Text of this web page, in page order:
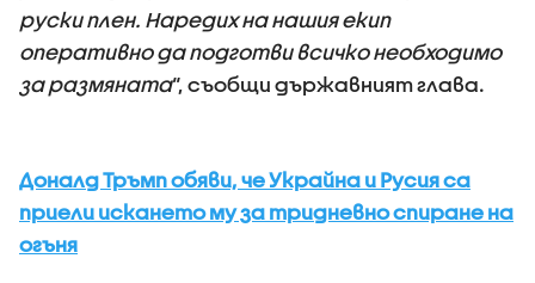
руски плен. Наредих на нашия екип
оперативно да подготви всичко необходимо
за размяната“, съобщи държавният глава.
Доналд Тръмп обяви, че Украйна и Русия са
приели искането му за тридневно спиране на
огъня